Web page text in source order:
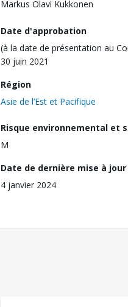
Markus Olavi Kukkonen
Date d'approbation
(à la date de présentation au
30 juin 2021
Région
Asie de l’Est et Pacifique
Risque environnemental et
M
Date de dernière mise à jour
4 janvier 2024